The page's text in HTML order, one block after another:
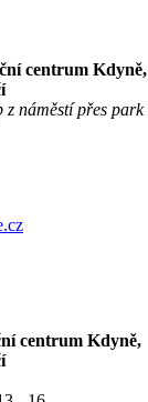
centrum Kdyně,
z náměstí přes park
centrum Kdyně,